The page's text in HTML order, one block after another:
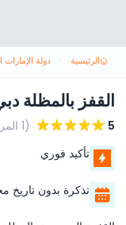
الرئيسية
القفز بالمظلة
5
(1 المراجعات)
تأكيد فوري
تذكرة بدون تاريخ